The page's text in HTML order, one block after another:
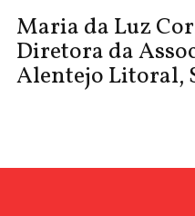
Maria da Luz
Diretora da
Alentejo Litoral,